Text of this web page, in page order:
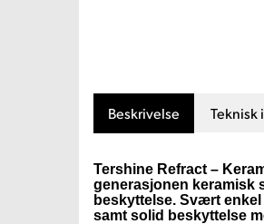
Beskrivelse Teknisk
Tershine Refract –
generasjonen keramisk
beskyttelse. Svært
samt solid beskyttelse